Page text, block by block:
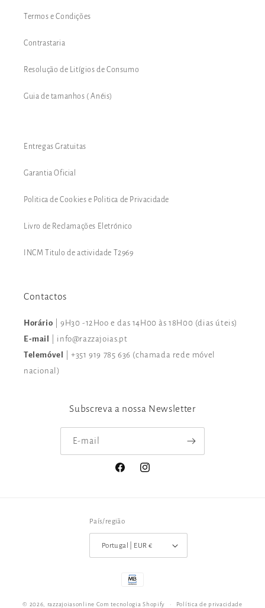
Termos e Condições
Contrastaria
Resolução de Litígios de Consumo
Guia de tamanhos ( Anéis)
Entregas Gratuitas
Garantia Oficial
Politica de Cookies e Politica de Privacidade
Livro de Reclamações Eletrónico
INCM Titulo de actividade T2969
Contactos
Horário | 9H30 -12Hoo e das 14H00 às 18H00 (dias úteis)
E-mail
| info@razzajoias.pt
Telemóvel
| +351 919 785 636 (chamada rede móvel
nacional)
Subscreva a nossa Newsletter
E-mail
FacebookInstagram
País/região
Portugal | EUR €
Métodos
pagamento
© 2026, razzajoiasonline Com tecnologia Shopify Política de privacidade